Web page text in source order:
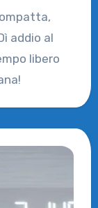
addio al
libero